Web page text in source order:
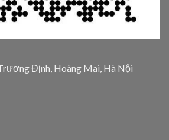
Định, Hoàng Mai, Hà Nội